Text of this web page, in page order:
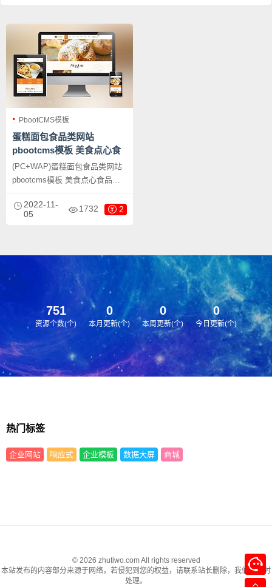
PbootCMS模板
蛋糕面包食品类网站
pbootcms模板 美食点心食
品糕点类网站源码下载
(PC+WAP)蛋糕面包食品类网站
pbootcms模板 美食点心食品糕
内核开发的网站模板，该模板适
用于蛋糕面包网站、食品美食网
2022-11-
05
1732 2
751
资源个数(个)
0
本月更新(个)
0
本周更新(个)
0
今日更新(个)
热门标签
企业网站 响应式 企业模板 数据大屏 商城
© 2026 zhutiwo.com All rights reserved
本站发布的内容部分来源于网络，若侵犯到您的权益，请联系站长删除，我们将及时
处理。